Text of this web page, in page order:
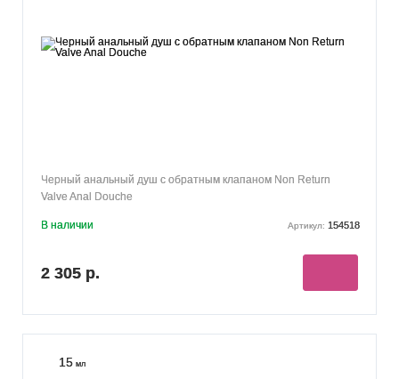
Черный анальный душ с обратным клапаном Non Return
Valve Anal Douche
В наличии Артикул: 154518
2 305 р.
15 мл